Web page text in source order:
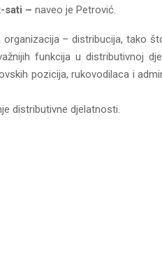
sati – naveo je Petrović.
organizacija – distribucija, tako
funkcija u distributivnoj
pozicija, rukovodilaca i
distributivne djelatnosti.